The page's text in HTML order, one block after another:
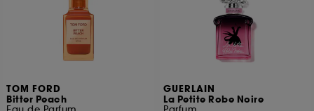
TOM FORD
Bitter Peach
GUERLAIN
La Petite Robe Noire